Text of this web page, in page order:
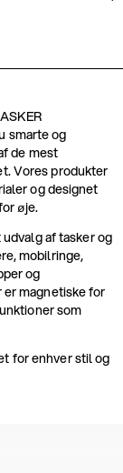
smarte og
de mest
Vores produkter
og designet
øje.
af tasker og
mobilringe,
og
magnetiske for
som
for enhver stil og